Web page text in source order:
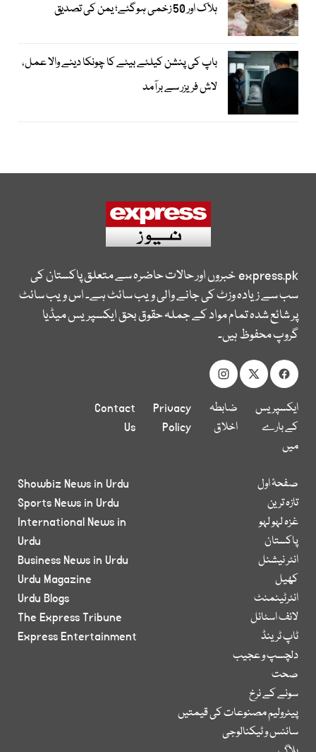
ہلاک اور 50 زخمی ہوگئے؛ یمن کی تصدیق
باپ کی پنشن کیلئے بیٹے کا چونکا دینے والا عمل،
لاش فریزر سے برآمد
express.pkخبروں اور حالات حاضرہ سے متعلق پاکستان کی
سب سے زیادہ وزٹ کی جانے والی ویب سائٹ ہے۔ اس ویب سائٹ
پر شائع شدہ تمام مواد کے جملہ حقوق بحق ایکسپریس میڈیا
گروپ محفوظ ہیں۔
ایکسپریس
کے بارے
میں
ضابطہ
اخلاق
Privacy
Policy
Contact
Us
صفحۂ اول
تازہ ترین
غزہ لہو لہو
پاکستان
انٹر نیشنل
کھیل
انٹرٹینمنٹ
لائف اسٹائل
ٹاپ ٹرینڈ
دلچسپ و عجیب
صحت
سونے کے نرخ
پیٹرولیم مصنوعات کی قیمتیں
سائنس و ٹیکنالوجی
Showbiz News in Urdu
Sports News in Urdu
International News in
Urdu
Business News in Urdu
Urdu Magazine
Urdu Blogs
The Express Tribune
Express Entertainment